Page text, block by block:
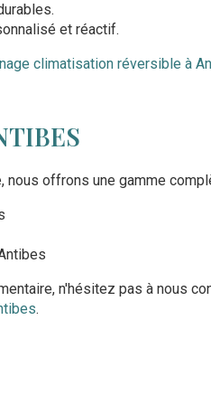
et réactif.
climatisation réversible à
offrons une gamme
n'hésitez pas à nous
.